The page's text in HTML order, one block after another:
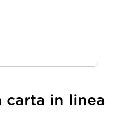
carta in linea